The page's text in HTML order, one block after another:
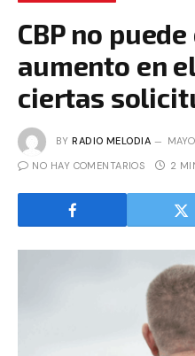
CBP no
aumento en
ciertas
BY RADIO MELODIA
NO HAY COMENTARIOS 2